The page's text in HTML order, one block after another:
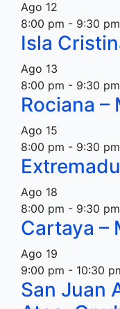
Ago 12
8:00 pm - 9:30 pm
Isla
Ago 13
8:00 pm - 9:30 pm
Rociana –
Ago 15
8:00 pm - 9:30 pm
Ago 18
8:00 pm - 9:30 pm
Cartaya –
Ago 19
9:00 pm - 10:30
San Juan